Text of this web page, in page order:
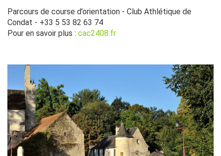
Parcours de course d’orientation - Club Athlétique de
Condat - +33 5 53 82 63 74
Pour en savoir plus : cac2408.fr